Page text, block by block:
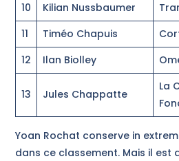
10
Kilian Nussbaumer
11
Timéo Chapuis
12
Ilan Biolley
13 Jules Chappatte
La
Yoan Rochat conserve in
dans ce classement. Mais il est